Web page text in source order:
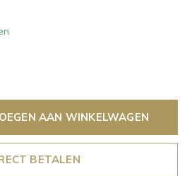
AAN WINKELWAGEN
BETALEN